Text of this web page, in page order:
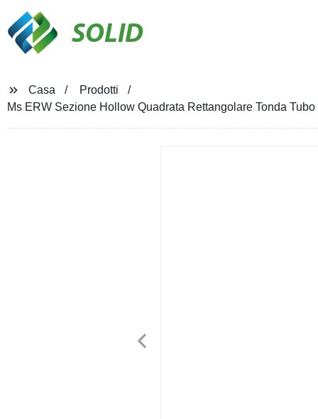
SOLID
Casa
Prodotti
Ms ERW Sezione Hollow Quadrata Rettangolare Tonda